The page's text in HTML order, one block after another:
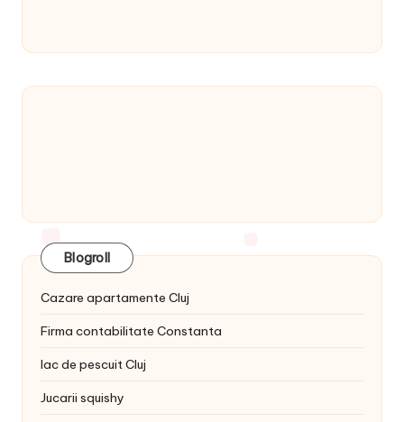
Blogroll
Cazare apartamente Cluj
Firma contabilitate Constanta
lac de pescuit Cluj
Jucarii squishy